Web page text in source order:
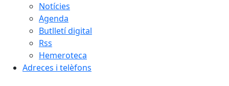
Notícies
Agenda
Butlletí digital
Rss
Hemeroteca
Adreces i telèfons